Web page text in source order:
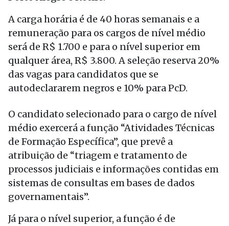
A carga horária é de 40 horas semanais e a
remuneração para os cargos de nível médio
será de R$ 1.700 e para o nível superior em
qualquer área, R$ 3.800. A seleção reserva 20%
das vagas para candidatos que se
autodeclararem negros e 10% para PcD.
O candidato selecionado para o cargo de nível
médio exercerá a função “Atividades Técnicas
de Formação Específica”, que prevê a
atribuição de “triagem e tratamento de
processos judiciais e informações contidas em
sistemas de consultas em bases de dados
governamentais”.
Já para o nível superior, a função é de